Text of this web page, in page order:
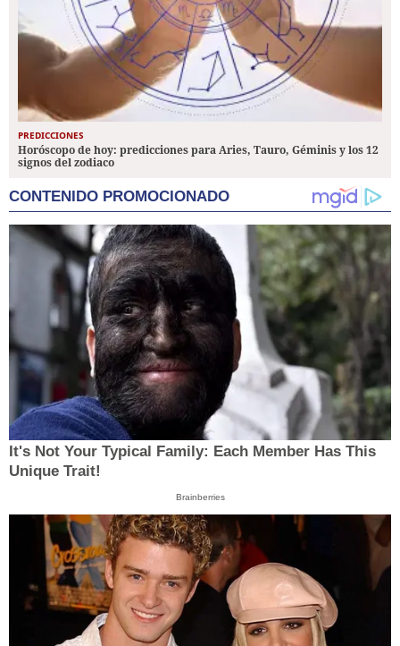
PREDICCIONES
Horóscopo de hoy: predicciones para Aries, Tauro, Géminis y los 12
signos del zodiaco
CONTENIDO PROMOCIONADO
It's Not Your Typical Family: Each Member Has This
Unique Trait!
Brainberries